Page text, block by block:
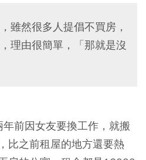
雖然很多人提倡不買房，
理由很簡單，「那就是沒
年前因女友要換工作，就搬
比之前租屋的地方還要熱